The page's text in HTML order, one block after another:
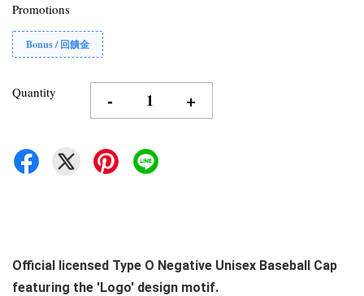
Promotions
Bonus / 回饋金
Quantity - +
Official licensed Type O Negative Unisex Baseball Cap
featuring the 'Logo' design motif.